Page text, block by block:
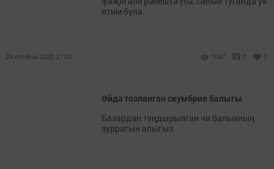
ятим була.
28 октябрь 2020, 21:00 1037 0 0
Өйдә тозланган скумбрия балыгы
Базардан туңдырылган чи балыкның
зуррагын алыгыз.